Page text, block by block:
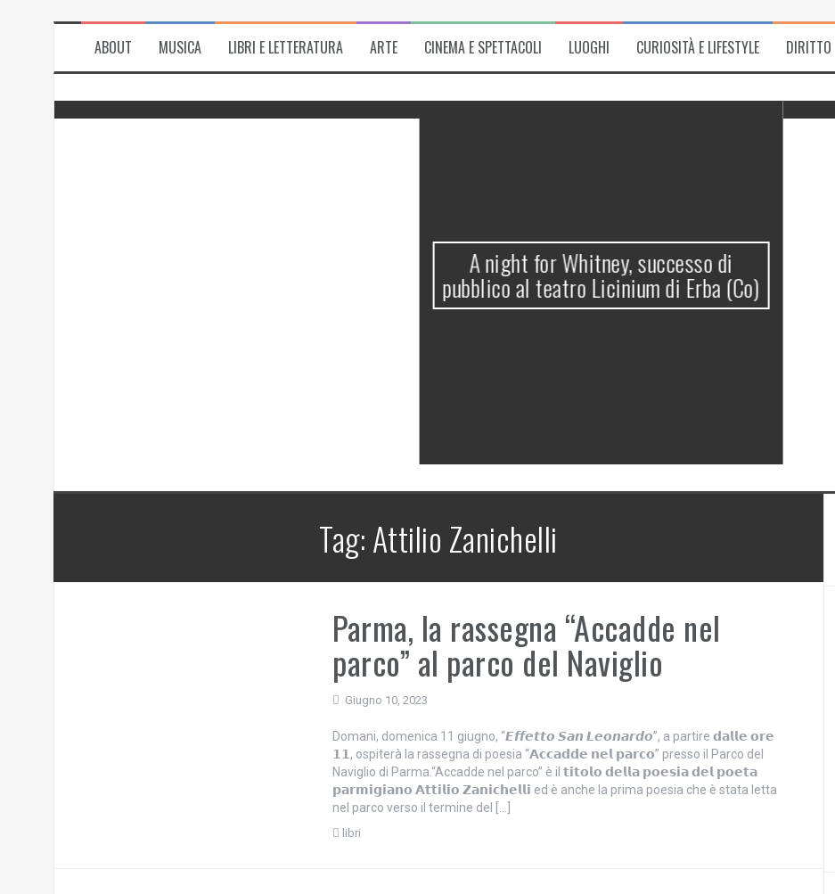
ABOUT MUSICA LIBRI E LETTERATURA ARTE CINEMA E SPETTACOLI LUOGHI CURIOSITÀ E LIFESTYLE DIRITTO
A night for Whitney, successo di
pubblico al teatro Licinium di Erba (Co)
Tag:Attilio Zanichelli
Parma, la rassegna “Accadde nel
parco” al parco del Naviglio
Giugno 10, 2023
Domani, domenica 11 giugno, “𝙀𝙛𝙛𝙚𝙩𝙩𝙤 𝙎𝙖𝙣 𝙇𝙚𝙤𝙣𝙖𝙧𝙙𝙤”, a partire 𝗱𝗮𝗹𝗹𝗲 𝗼𝗿𝗲
𝟭𝟭, ospiterà la rassegna di poesia “𝗔𝗰𝗰𝗮𝗱𝗱𝗲 𝗻𝗲𝗹 𝗽𝗮𝗿𝗰𝗼” presso il Parco del
Naviglio di Parma.“Accadde nel parco” è il 𝘁𝗶𝘁𝗼𝗹𝗼 𝗱𝗲𝗹𝗹𝗮 𝗽𝗼𝗲𝘀𝗶𝗮 𝗱𝗲𝗹 𝗽𝗼𝗲𝘁𝗮
𝗽𝗮𝗿𝗺𝗶𝗴𝗶𝗮𝗻𝗼 𝗔𝘁𝘁𝗶𝗹𝗶𝗼 𝗭𝗮𝗻𝗶𝗰𝗵𝗲𝗹𝗹𝗶 ed è anche la prima poesia che è stata letta
nel parco verso il termine del […]
libri